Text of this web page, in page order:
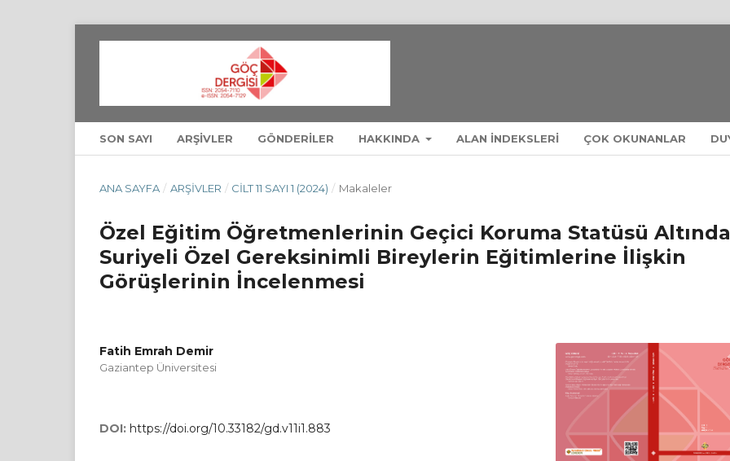
SON SAYI ARŞIVLER GÖNDERILER HAKKINDA ALAN INDEKSLERI ÇOK OKUNANLAR
ANA SAYFA / ARŞIVLER / CILT 11 SAYI 1 (2024) / Makaleler
Özel Eğitim Öğretmenlerinin Geçici Koruma Statüsü
Suriyeli Özel Gereksinimli Bireylerin Eğitimlerine İlişkin
Görüşlerinin İncelenmesi
Fatih Emrah Demir
Gaziantep Üniversitesi
DOI: https://doi.org/10.33182/gd.v11i1.883